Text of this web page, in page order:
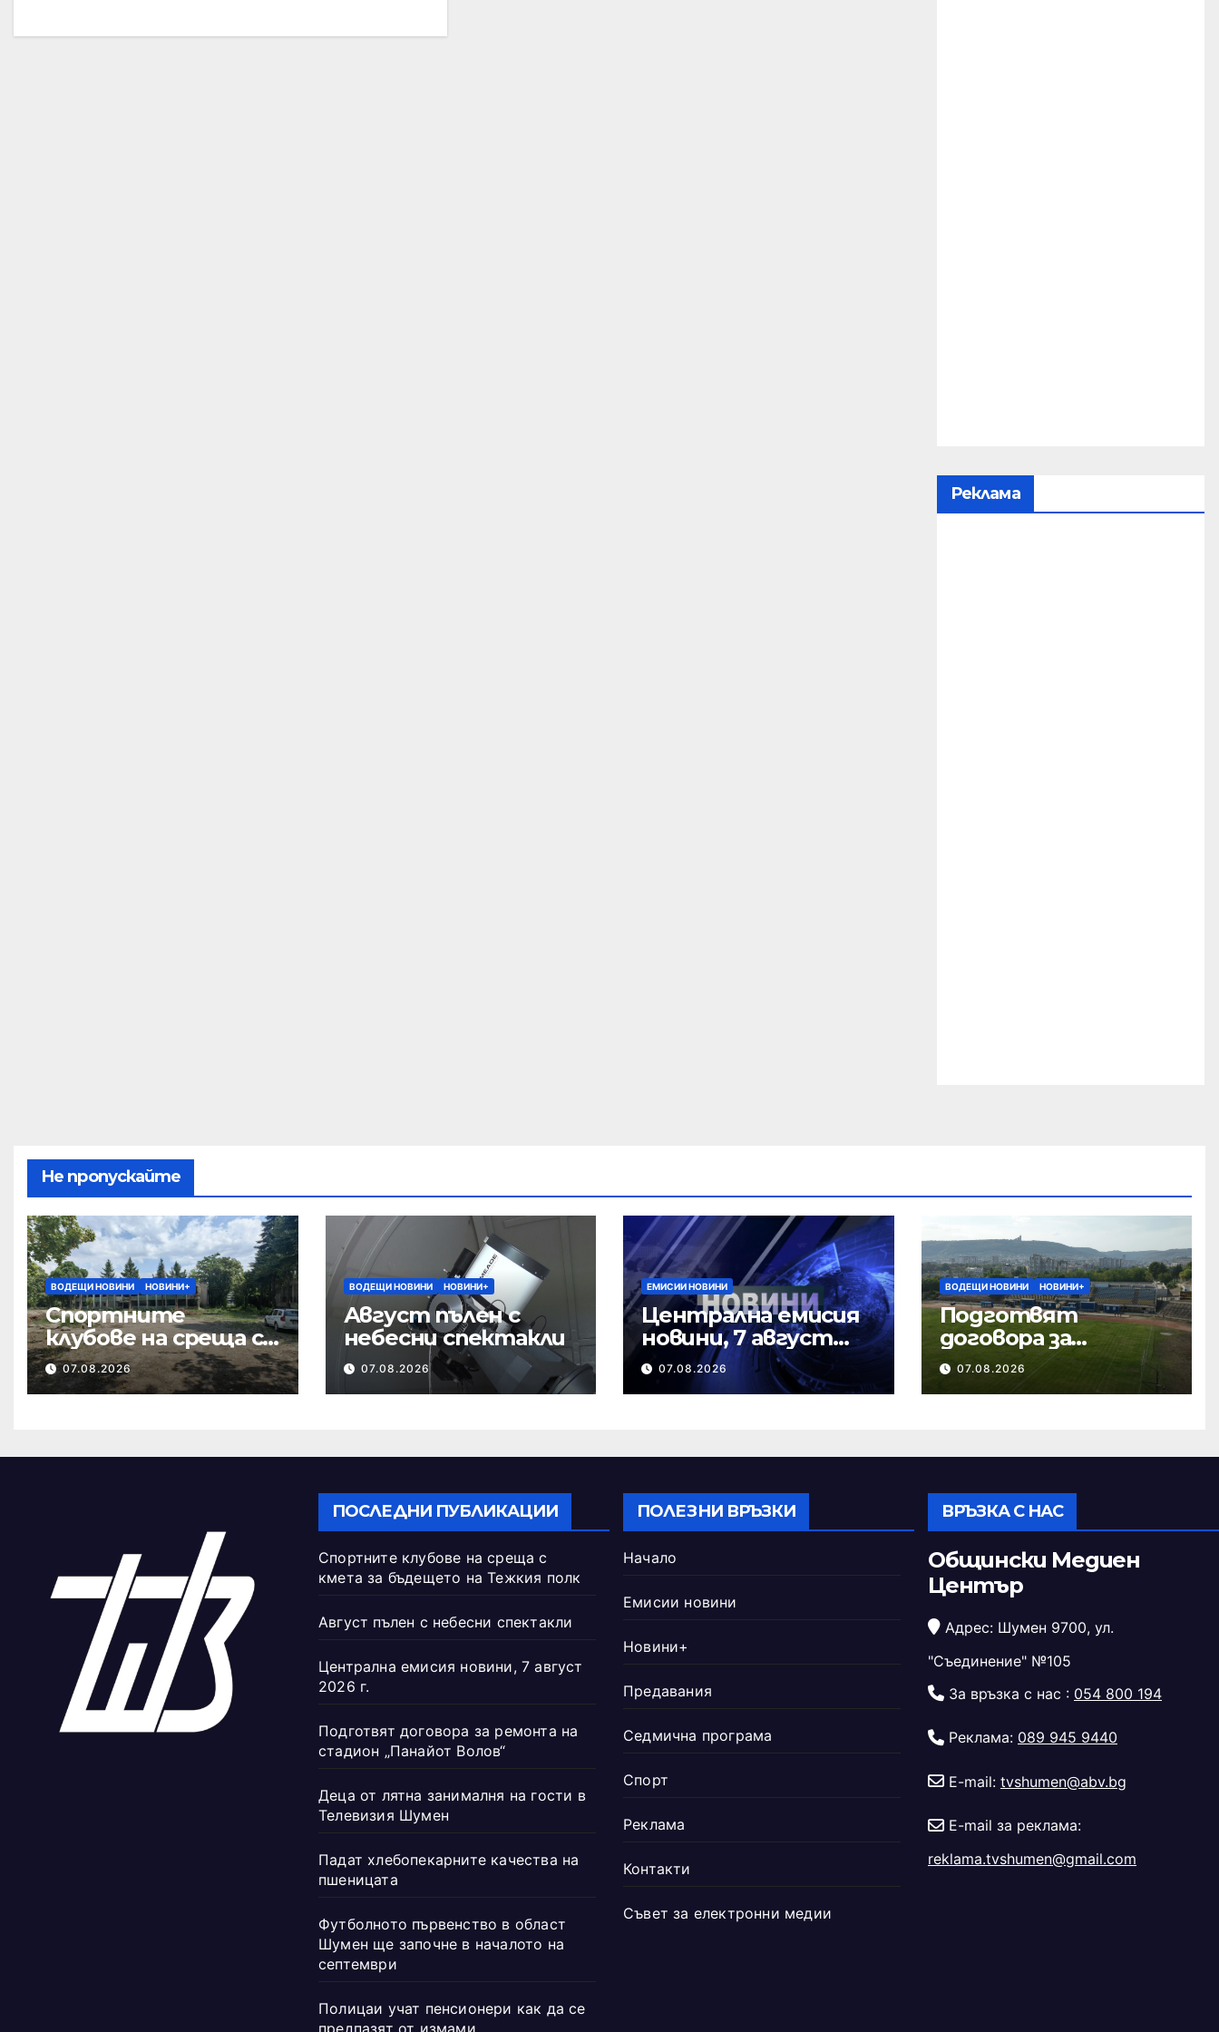
Реклама
Не пропускайте
ВОДЕЩИ НОВИНИ НОВИНИ+
Спортните
клубове на среща с
кмета за
бъдещето на
07.08.2026
ВОДЕЩИ НОВИНИ НОВИНИ+
Август пълен с
небесни спектакли
07.08.2026
ЕМИСИИ НОВИНИ
Централна емисия
новини, 7 август
2026 г.
07.08.2026
ВОДЕЩИ НОВИНИ НОВИНИ+
Подготвят
договора за
ремонта на
стадион „Панайот
07.08.2026
ПОСЛЕДНИ ПУБЛИКАЦИИ
Спортните клубове на среща с
кмета за бъдещето на Тежкия полк
Август пълен с небесни спектакли
Централна емисия новини, 7 август
2026 г.
Подготвят договора за ремонта на
стадион „Панайот Волов“
Деца от лятна занималня на гости в
Телевизия Шумен
Падат хлебопекарните качества на
пшеницата
Футболното първенство в област
Шумен ще започне в началото на
септември
Полицаи учат пенсионери как да се
ПОЛЕЗНИ ВРЪЗКИ
Начало
Емисии новини
Новини+
Предавания
Седмична програма
Спорт
Реклама
Контакти
Съвет за електронни медии
ВРЪЗКА С НАС
Общински Медиен
Център
Адрес: Шумен 9700, ул.
"Съединение" №105
За връзка с нас : 054 800 194
Реклама: 089 945 9440
E-mail: tvshumen@abv.bg
E-mail за реклама:
reklama.tvshumen@gmail.com